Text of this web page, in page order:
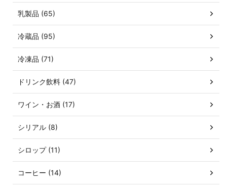
乳製品 (65)
冷蔵品 (95)
冷凍品 (71)
ドリンク飲料 (47)
ワイン・お酒 (17)
シリアル (8)
シロップ (11)
コーヒー (14)